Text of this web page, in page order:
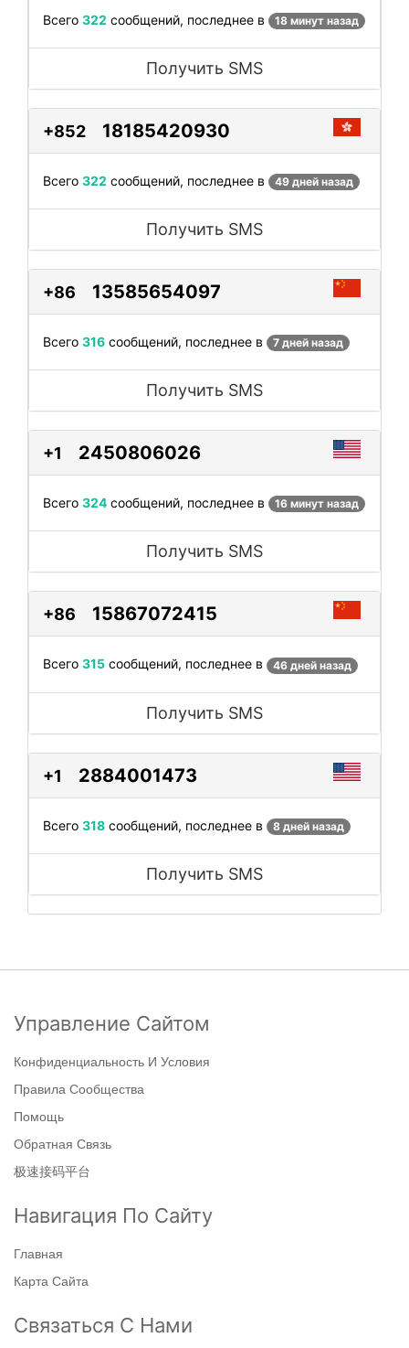
Всего 322 сообщений, последнее в 18 минут назад
Получить SMS
+852 18185420930
Всего 322 сообщений, последнее в 49 дней назад
Получить SMS
+86 13585654097
Всего 316 сообщений, последнее в 7 дней назад
Получить SMS
+1 2450806026
Всего 324 сообщений, последнее в 16 минут назад
Получить SMS
+86 15867072415
Всего 315 сообщений, последнее в 46 дней назад
Получить SMS
+1 2884001473
Всего 318 сообщений, последнее в 8 дней назад
Получить SMS
Управление Сайтом
Конфиденциальность И Условия
Правила Сообщества
Помощь
Обратная Связь
极速接码平台
Навигация По Сайту
Главная
Карта Сайта
Связаться С Нами